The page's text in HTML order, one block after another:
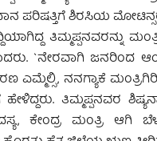
ಪರಿಷತ್ತಿಗೆ ಶಿರಸಿಯ
ತಿಮ್ಮಪ್ಪನವರನ್ನು
`ನೇರವಾಗಿ ಜನರಿಂದ
ಎಮ್ಮೆಲ್ಸಿ, ನನಗ್ಯಾಕೆ
ತಿಮ್ಮಪ್ಪನವರ
ಕೇಂದ್ರ ಮಂತ್ರಿ ಆಗಿ